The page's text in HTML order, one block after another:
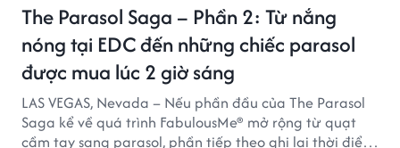
The Parasol Saga – Phần 2: Từ nắng
nóng tại EDC đến những chiếc parasol
được mua lúc 2 giờ sáng
LAS VEGAS, Nevada – Nếu phần đầu của The Parasol
Saga kể về quá trình FabulousMe® mở rộng từ quạt
cầm tay sang parasol, phần tiếp theo ghi lại thời điểm